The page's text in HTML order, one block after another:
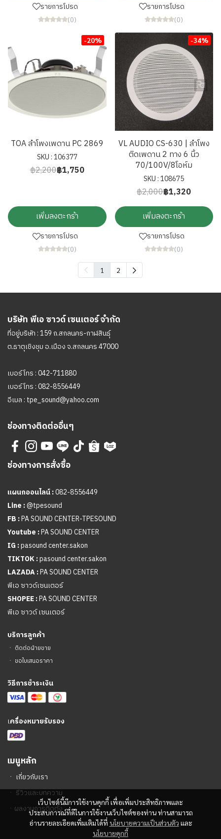
รายการโปรด
(0)
รายการโปรด
(0)
-20%
TOA ลำโพงเพดาน PC 2869
SKU : 106377
฿2,200฿1,750
เพิ่มลงตะกร้า
รายการโปรด
(0)
-34%
VL AUDIO CS-630 | ลำโพง
ติดเพดาน 2 ทาง 6 นิ้ว
70/100V/8โอห์ม
SKU : 108675
฿2,000฿1,320
เพิ่มลงตะกร้า
รายการโปรด
(0)
1 2
เว็บไซต์นี้มีการใช้งานคุกกี้ เพื่อเพิ่มประสิทธิภาพและ
ประสบการณ์ที่ดีในการใช้งานเว็บไซต์ของท่าน ท่านสามารถ
อ่านรายละเอียดเพิ่มเติมได้ที่ นโยบายความเป็นส่วนตัว และ
นโยบายคุกกี้
บริษัท พีเอ ซาวด์ เซนเตอร์ จำกัด
ที่อยู่บริษัท : 159 ถ.สกลนคร-กาฬสินธุ์
ต.ธาตุเชิงชุม อ.เมือง จ.สกลนคร 47000
เบอร์โทร :042-711880
เบอร์โทร :082-8556449
อีเมล : tpe_sound@yahoo.com
ช่องทางติดต่ออื่นๆ
ช่องทางการสั่งซื้อ
แผนกออนไลน์ :082-8556449
Line :@tpesound
FB :PA SOUND CENTER-TPESOUND
Youtube :PA SOUND CENTER
IG :pasound center.sakon
TIKTOK :pasound center.sakon
LAZADA :PA SOUND CENTER
พีเอ ซาวด์เซนเตอร์
SHOPEE :PA SOUND CENTER
พีเอ ซาวด์ เซนเตอร์
บริการลูกค้า
ㆍ ติดต่อฝ่ายขาย
ㆍ ขอใบเสนอราคา
วิธีการชำระเงิน
เครื่องหมายรับรอง
เมนูหลัก
ㆍ เกี่ยวกับเรา
ㆍรีวิวและบทความ
ㆍ ผลงานการติดตั้ง